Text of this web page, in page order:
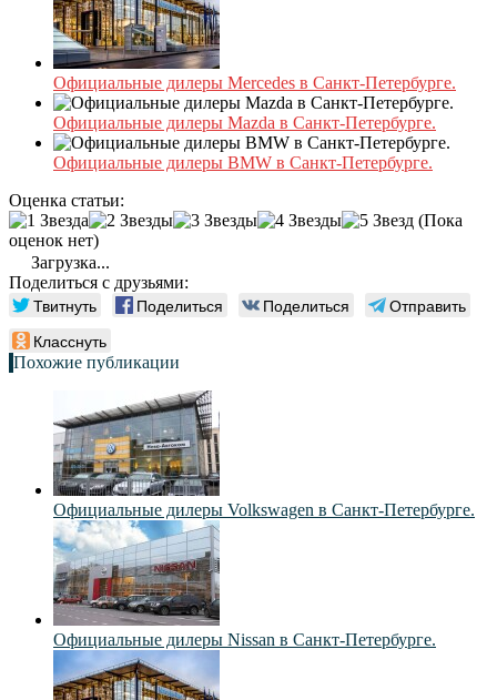
Официальные дилеры Mercedes в Санкт-Петербурге.
Официальные дилеры Mazda в Санкт-Петербурге.
Официальные дилеры BMW в Санкт-Петербурге.
Оценка статьи:
(Пока
оценок нет)
Загрузка...
Поделиться с друзьями:
Твитнуть Поделиться Поделиться
Отправить
Класснуть
Похожие публикации
Официальные дилеры Volkswagen в Санкт-Петербурге.
Официальные дилеры Nissan в Санкт-Петербурге.